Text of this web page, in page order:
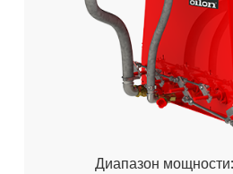
Диа­па­зон